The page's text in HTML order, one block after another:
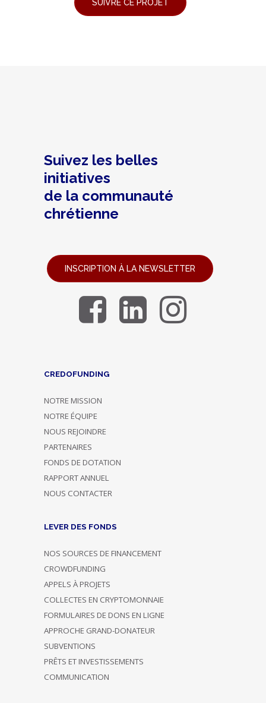
Suivez les belles
initiatives
de la communauté
chrétienne
INSCRIPTION À LA NEWSLETTER
CREDOFUNDING
NOTRE MISSION
NOTRE ÉQUIPE
NOUS REJOINDRE
PARTENAIRES
FONDS DE DOTATION
RAPPORT ANNUEL
NOUS CONTACTER
LEVER DES FONDS
NOS SOURCES DE FINANCEMENT
CROWDFUNDING
APPELS À PROJETS
COLLECTES EN CRYPTOMONNAIE
FORMULAIRES DE DONS EN LIGNE
APPROCHE GRAND-DONATEUR
SUBVENTIONS
PRÊTS ET INVESTISSEMENTS
COMMUNICATION